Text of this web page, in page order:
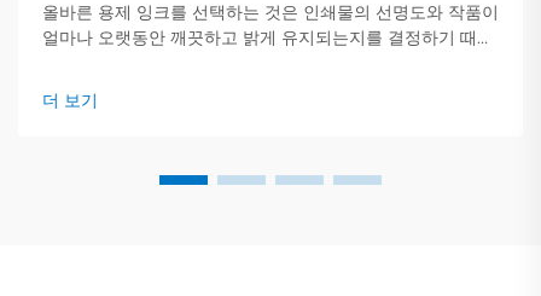
올바른 용제 잉크를 선택하는 것은 인쇄물의 선명도와 작품이
얼마나 오랫동안 깨끗하고 밝게 유지되는지를 결정하기 때문
업 및 확인해야 할 핵심 사항에 대한 개요를 제공합니다.
더 보기